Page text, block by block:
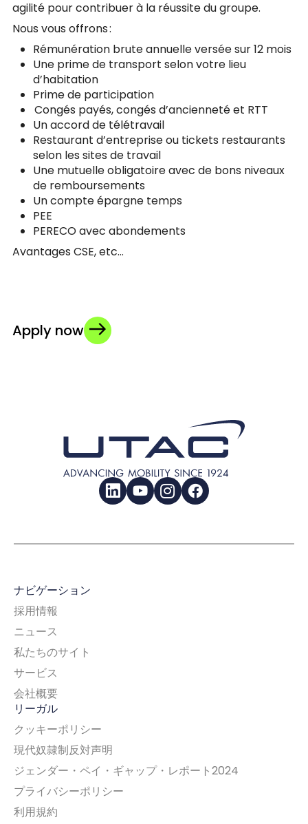
agilité pour contribuer à la réussite du groupe.
Nous vous offrons :
Rémunération brute annuelle versée sur 12 mois
Une prime de transport selon votre lieu
d’habitation
Prime de participation
Congés payés, congés d’ancienneté et RTT
Un accord de télétravail
Restaurant d’entreprise ou tickets restaurants
selon les sites de travail
Une mutuelle obligatoire avec de bons niveaux
de remboursements
Un compte épargne temps
PEE
PERECO avec abondements
Avantages CSE, etc…
Apply now
LinkedInYouTubeInstagramFacebook
ナビゲーション
採用情報
ニュース
私たちのサイト
サービス
会社概要
リーガル
クッキーポリシー
現代奴隷制反対声明
ジェンダー・ペイ・ギャップ・レポート2024
プライバシーポリシー
利用規約